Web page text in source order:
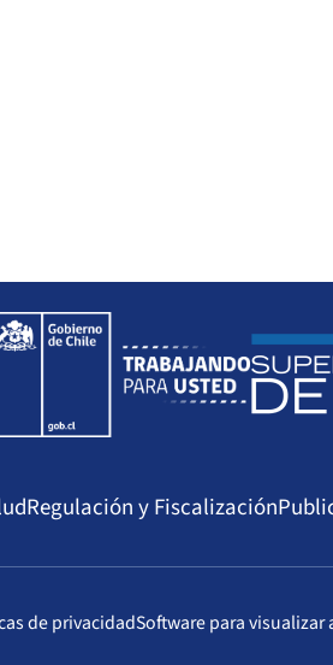
Regulación y Fiscalización
de privacidadSoftware para visualizar